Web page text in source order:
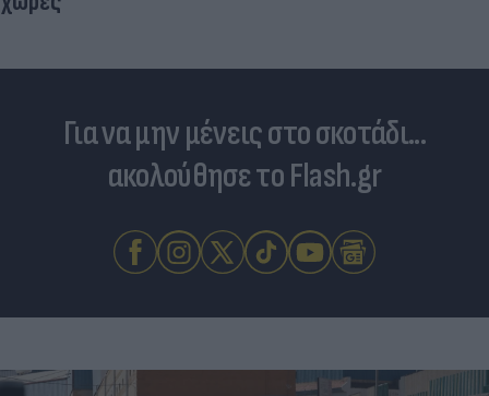
Για να μην μένεις στο σκοτάδι...
ακολούθησε το Flash.gr